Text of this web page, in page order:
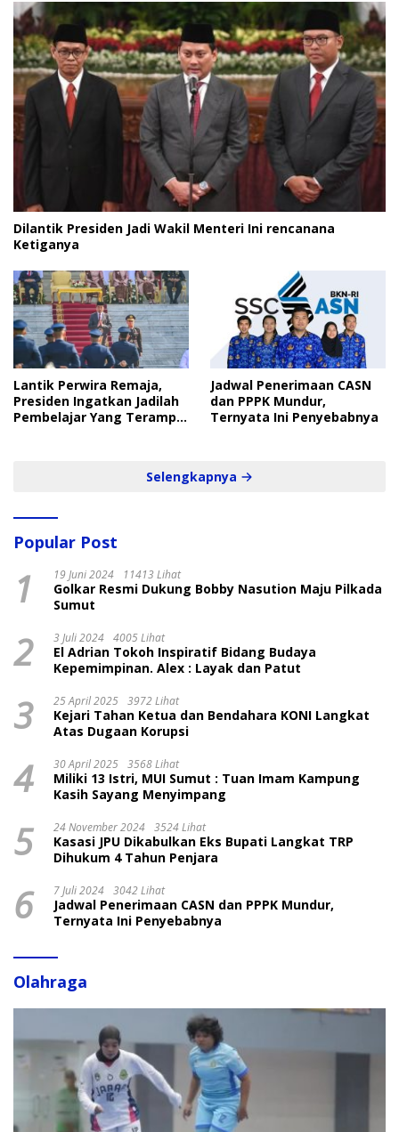
Dilantik Presiden Jadi Wakil Menteri Ini rencanana
Ketiganya
Lantik Perwira Remaja,
Presiden Ingatkan Jadilah
Pembelajar Yang Terampil
Jadwal Penerimaan CASN
dan PPPK Mundur,
Ternyata Ini Penyebabnya
Selengkapnya
Popular Post
1 19 Juni 2024 11413 Lihat
Golkar Resmi Dukung Bobby Nasution Maju Pilkada
Sumut
2 3 Juli 2024 4005 Lihat
El Adrian Tokoh Inspiratif Bidang Budaya
Kepemimpinan. Alex : Layak dan Patut
3 25 April 2025 3972 Lihat
Kejari Tahan Ketua dan Bendahara KONI Langkat
Atas Dugaan Korupsi
4 30 April 2025 3568 Lihat
Miliki 13 Istri, MUI Sumut : Tuan Imam Kampung
Kasih Sayang Menyimpang
5 24 November 2024 3524 Lihat
Kasasi JPU Dikabulkan Eks Bupati Langkat TRP
Dihukum 4 Tahun Penjara
6 7 Juli 2024 3042 Lihat
Jadwal Penerimaan CASN dan PPPK Mundur,
Ternyata Ini Penyebabnya
Olahraga